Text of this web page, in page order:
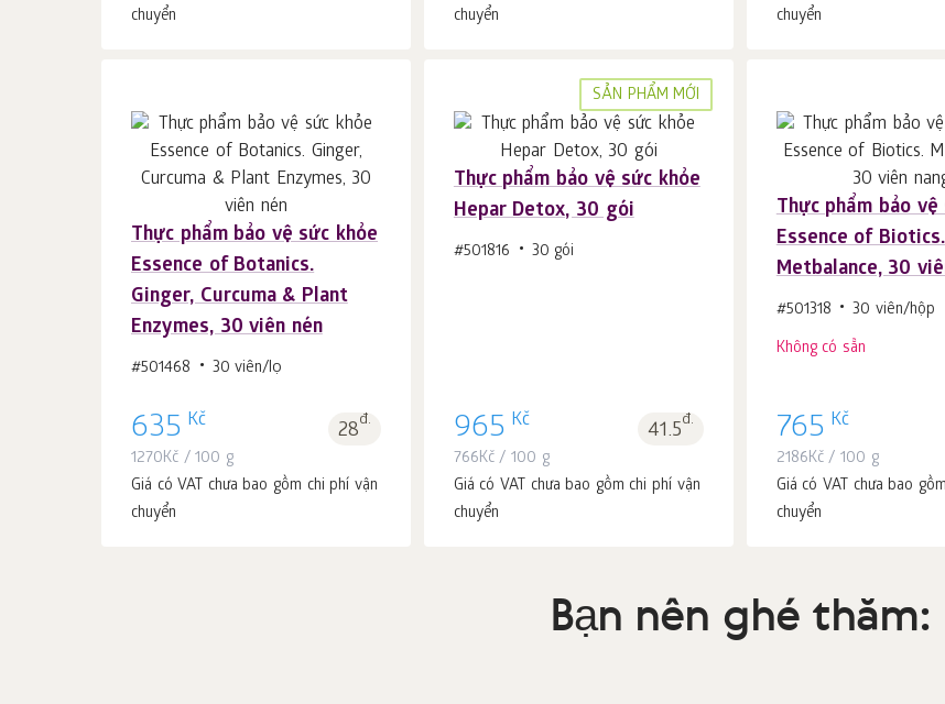
chuyển
chuyển
chuyển
Thực phẩm bảo vệ sức khỏe
Essence of Botanics.
Ginger, Curcuma & Plant
Enzymes, 30 viên nén
#501468 30 viên/lọ
635 Kč 28đ.
1270Kč / 100 g
Giá có VAT chưa bao gồm chi phí vận
chuyển
Cho vào giỏ hàng
1
c.
SẢN PHẨM MỚI
Thực phẩm bảo vệ sức khỏe
Hepar Detox, 30 gói
#501816 30 gói
965 Kč 41.5đ.
766Kč/ 100 g
Giá có VAT chưa bao gồm chi phí vận
chuyển
Cho vào giỏ hàng
1
Thực phẩm bảo vệ
Essence of Biotics.
Metbalance, 30
#501318 30 viên/hộp
Không có sẵn
765 Kč
2186Kč/ 100 g
Giá có VAT chưa bao
chuyển
Bạn nên ghé thăm: